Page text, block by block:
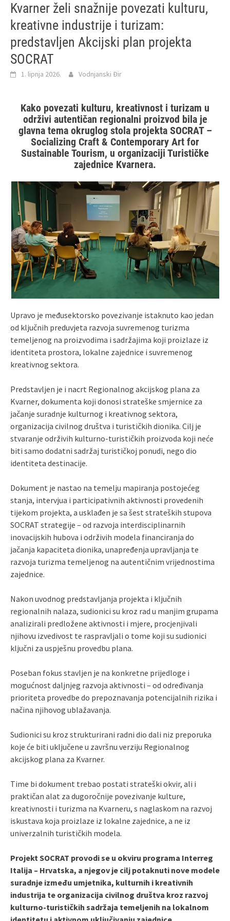
Kvarner želi snažnije povezati kulturu,
kreativne industrije i turizam:
predstavljen Akcijski plan projekta
SOCRAT
1. lipnja 2026. Vodnjanski Đir
Kako povezati kulturu, kreativnost i turizam u
održivi autentičan regionalni proizvod bila je
glavna tema okruglog stola projekta SOCRAT –
Socializing Craft & Contemporary Art for
Sustainable Tourism, u organizaciji Turističke
zajednice Kvarnera.
Upravo je međusektorsko povezivanje istaknuto kao jedan
od ključnih preduvjeta razvoja suvremenog turizma
temeljenog na proizvodima i sadržajima koji proizlaze iz
identiteta prostora, lokalne zajednice i suvremenog
kreativnog sektora.
Predstavljen je i nacrt Regionalnog akcijskog plana za
Kvarner, dokumenta koji donosi strateške smjernice za
jačanje suradnje kulturnog i kreativnog sektora,
organizacija civilnog društva i turističkih dionika. Cilj je
stvaranje održivih kulturno-turističkih proizvoda koji neće
biti samo dodatni sadržaj turističkoj ponudi, nego dio
identiteta destinacije.
Dokument je nastao na temelju mapiranja postojećeg
stanja, intervjua i participativnih aktivnosti provedenih
tijekom projekta, a usklađen je sa šest strateških stupova
SOCRAT strategije – od razvoja interdisciplinarnih
inovacijskih hubova i održivih modela financiranja do
jačanja kapaciteta dionika, unapređenja upravljanja te
razvoja turizma temeljenog na autentičnim vrijednostima
zajednice.
Nakon uvodnog predstavljanja projekta i ključnih
regionalnih nalaza, sudionici su kroz rad u manjim grupama
analizirali predložene aktivnosti i mjere, procjenjivali
njihovu izvedivost te raspravljali o tome koji su sudionici
ključni za uspješnu provedbu plana.
Poseban fokus stavljen je na konkretne prijedloge i
mogućnost daljnjeg razvoja aktivnosti – od određivanja
prioriteta provedbe do prepoznavanja potencijalnih rizika i
načina njihovog ublažavanja.
Sudionici su kroz strukturirani radni dio dali niz preporuka
koje će biti uključene u završnu verziju Regionalnog
akcijskog plana za Kvarner.
Time bi dokument trebao postati strateški okvir, ali i
praktičan alat za dugoročnije povezivanje kulture,
kreativnosti i turizma na Kvarneru, s naglaskom na razvoj
iskustava koja proizlaze iz lokalne zajednice, a ne iz
univerzalnih turističkih modela.
Projekt SOCRAT provodi se u okviru programa Interreg
Italija – Hrvatska, a njegov je cilj potaknuti nove modele
suradnje između umjetnika, kulturnih i kreativnih
industrija te organizacija civilnog društva kroz razvoj
kulturno-turističkih sadržaja temeljenih na lokalnom